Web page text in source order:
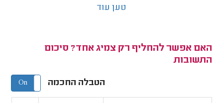
טען עוד
האם אפשר להחליף רק צמיג אחד? סיכום
התשובות
הטבלה החכמה On Off